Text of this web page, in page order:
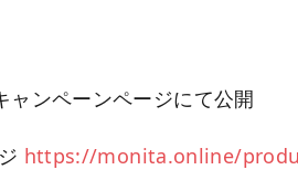
ンペーンページにて公開
https://monita.online/